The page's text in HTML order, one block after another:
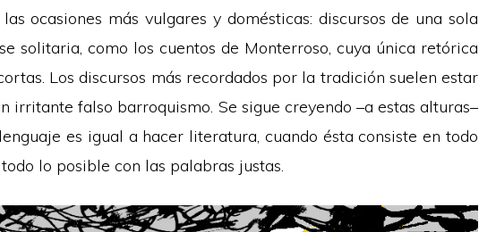
ocasiones más vulgares y domésticas: discursos de una sola
solitaria, como los cuentos de Monterroso, cuya única retórica
Los discursos más recordados por la tradición suelen estar
irritante falso barroquismo. Se sigue creyendo –a estas alturas–
es igual a hacer literatura, cuando ésta consiste en todo
lo posible con las palabras justas.